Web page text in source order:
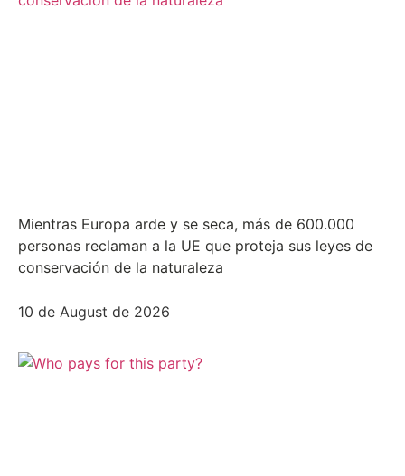
Mientras Europa arde y se seca, más de 600.000
personas reclaman a la UE que proteja sus leyes de
conservación de la naturaleza
10 de August de 2026